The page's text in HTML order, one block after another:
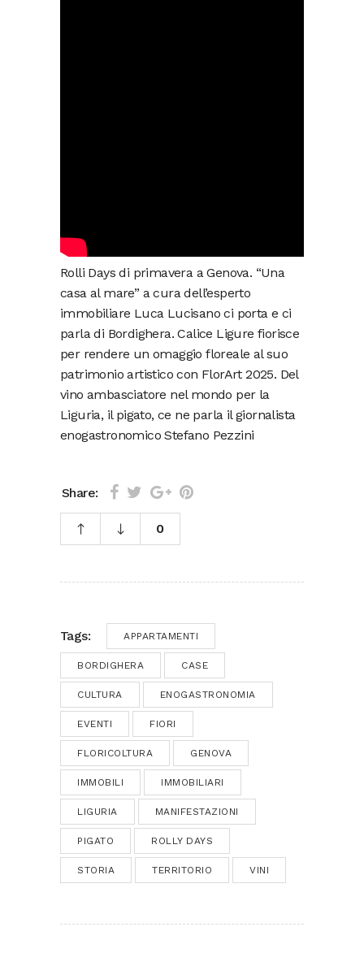
Rolli Days di primavera a Genova. “Una
casa al mare” a cura dell’esperto
immobiliare Luca Lucisano ci porta e ci
parla di Bordighera. Calice Ligure fiorisce
per rendere un omaggio floreale al suo
patrimonio artistico con FlorArt 2025. Del
vino ambasciatore nel mondo per la
Liguria, il pigato, ce ne parla il giornalista
enogastronomico Stefano Pezzini
Share:
0
Tags: APPARTAMENTI
BORDIGHERA CASE
CULTURA ENOGASTRONOMIA
EVENTI FIORI
FLORICOLTURA GENOVA
IMMOBILI IMMOBILIARI
LIGURIA MANIFESTAZIONI
PIGATO ROLLY DAYS
STORIA TERRITORIO VINI